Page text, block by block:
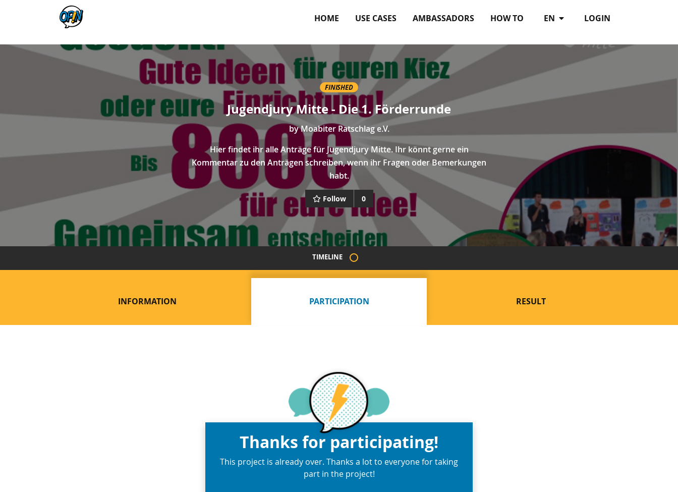
LOGIN
EN
HOME USE CASES AMBASSADORS HOW TO
FINISHED
Jugendjury Mitte - Die 1. Förderrunde
byMoabiter Ratschlag e.V.
Hier findet ihr alle Anträge für Jugendjury Mitte. Ihr könnt gerne ein
Kommentar zu den Anträgen schreiben, wenn ihr Fragen oder Bemerkungen
habt.
Follow 0
TIMELINE
INFORMATION PARTICIPATION RESULT
Thanks for participating!
This project is already over. Thanks a lot to everyone for taking
part in the project!